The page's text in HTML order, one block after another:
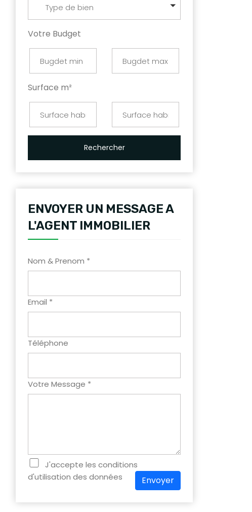
Type de bien
Votre Budget
Surface m²
Rechercher
ENVOYER UN MESSAGE A
L'AGENT IMMOBILIER
Nom & Prenom *
Email *
Téléphone
Votre Message *
J'accepte les conditions
d'utilisation des données
Envoyer